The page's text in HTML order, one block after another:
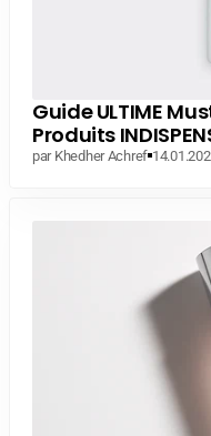
Guide ULTIME
Produits
par Khedher Achref